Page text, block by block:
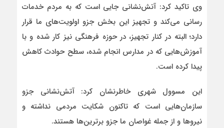
وی تاکید کرد: آتش‌نشانی جایی است که به مردم خدمات
رسانی می‌کند و تجهیز این بخش جزو اولویت‌های ما قرار
دارد؛ البته در کنار تجهیز، در حوزه فرهنگی نیز کار شده و با
آموزش‌هایی که در مدارس انجام شده، سطح حوادث کاهش
پیدا کرده است.
این مسوول شهری خاطرنشان کرد: آتش‌نشانی جزو
سازمان‌هایی است که تاکنون شکایت مردمی نداشته و
نیروها و از جمله غواصان ما جزو برترین‌ها هستند.